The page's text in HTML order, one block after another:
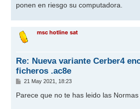
ponen en riesgo su computadora.
msc hotline sat
Re: Nueva variante Cerber4
ficheros .ac8e
M
n
21 May 2021, 18:23
Parece que no te has leido las Normas